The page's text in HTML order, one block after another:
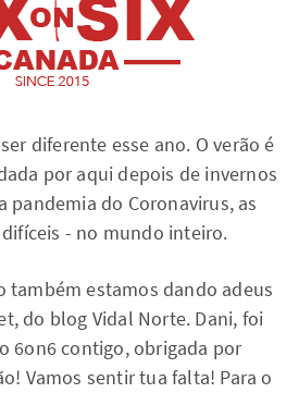
diferente esse ano. O verão é
por aqui depois de invernos
pandemia do Coronavirus, as
- no mundo inteiro.
também estamos dando adeus
do blog Vidal Norte. Dani, foi
6on6 contigo, obrigada por
Vamos sentir tua falta! Para o